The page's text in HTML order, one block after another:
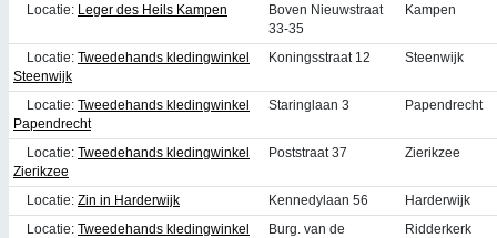
Locatie: Leger des Heils Kampen
Boven Nieuwstraat
33-35
Kampen
Locatie: Tweedehands kledingwinkel
Steenwijk
Koningsstraat 12 Steenwijk
Locatie: Tweedehands kledingwinkel
Papendrecht
Staringlaan 3 Papendrecht
Locatie: Tweedehands kledingwinkel
Zierikzee
Poststraat 37 Zierikzee
Locatie: Zin in Harderwijk Kennedylaan 56
Harderwijk
Locatie: Tweedehands kledingwinkel
Burg. van de
Ridderkerk